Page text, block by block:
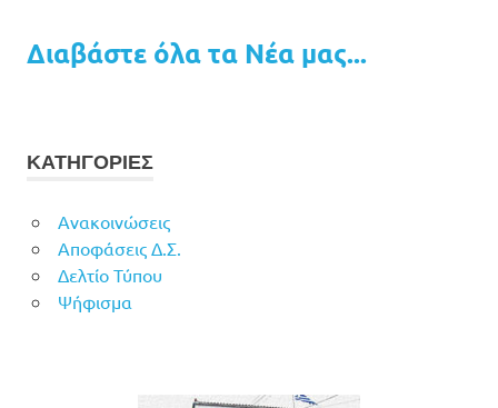
Διαβάστε όλα τα Νέα μας...
ΚΑΤΗΓΟΡΙΕΣ
Ανακοινώσεις
Αποφάσεις Δ.Σ.
Δελτίο Τύπου
Ψήφισμα